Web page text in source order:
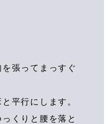
張ってまっすぐ
平行にします。
くりと腰を落と